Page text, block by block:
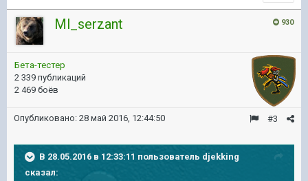
930
Ml_serzant
Бета-тестер
2 339 публикаций
2 469 боёв
#3
Опубликовано: 28 май 2016, 12:44:50
В 28.05.2016 в 12:33:11 пользователь djekking
сказал: